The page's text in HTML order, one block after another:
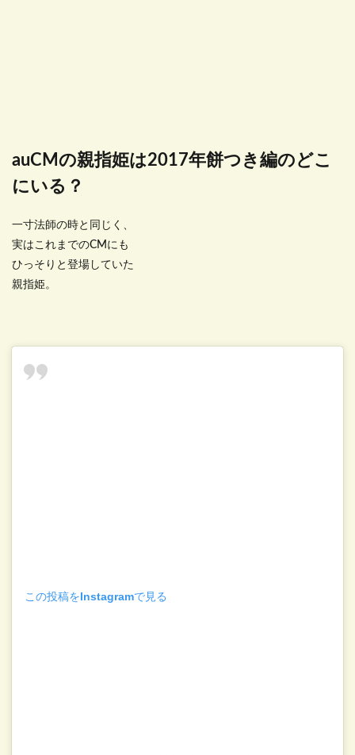
auCMの親指姫は2017年餅つき編のどこ
にいる？
一寸法師の時と同じく、
実はこれまでのCMにも
ひっそりと登場していた
親指姫。
この投稿をInstagramで見る